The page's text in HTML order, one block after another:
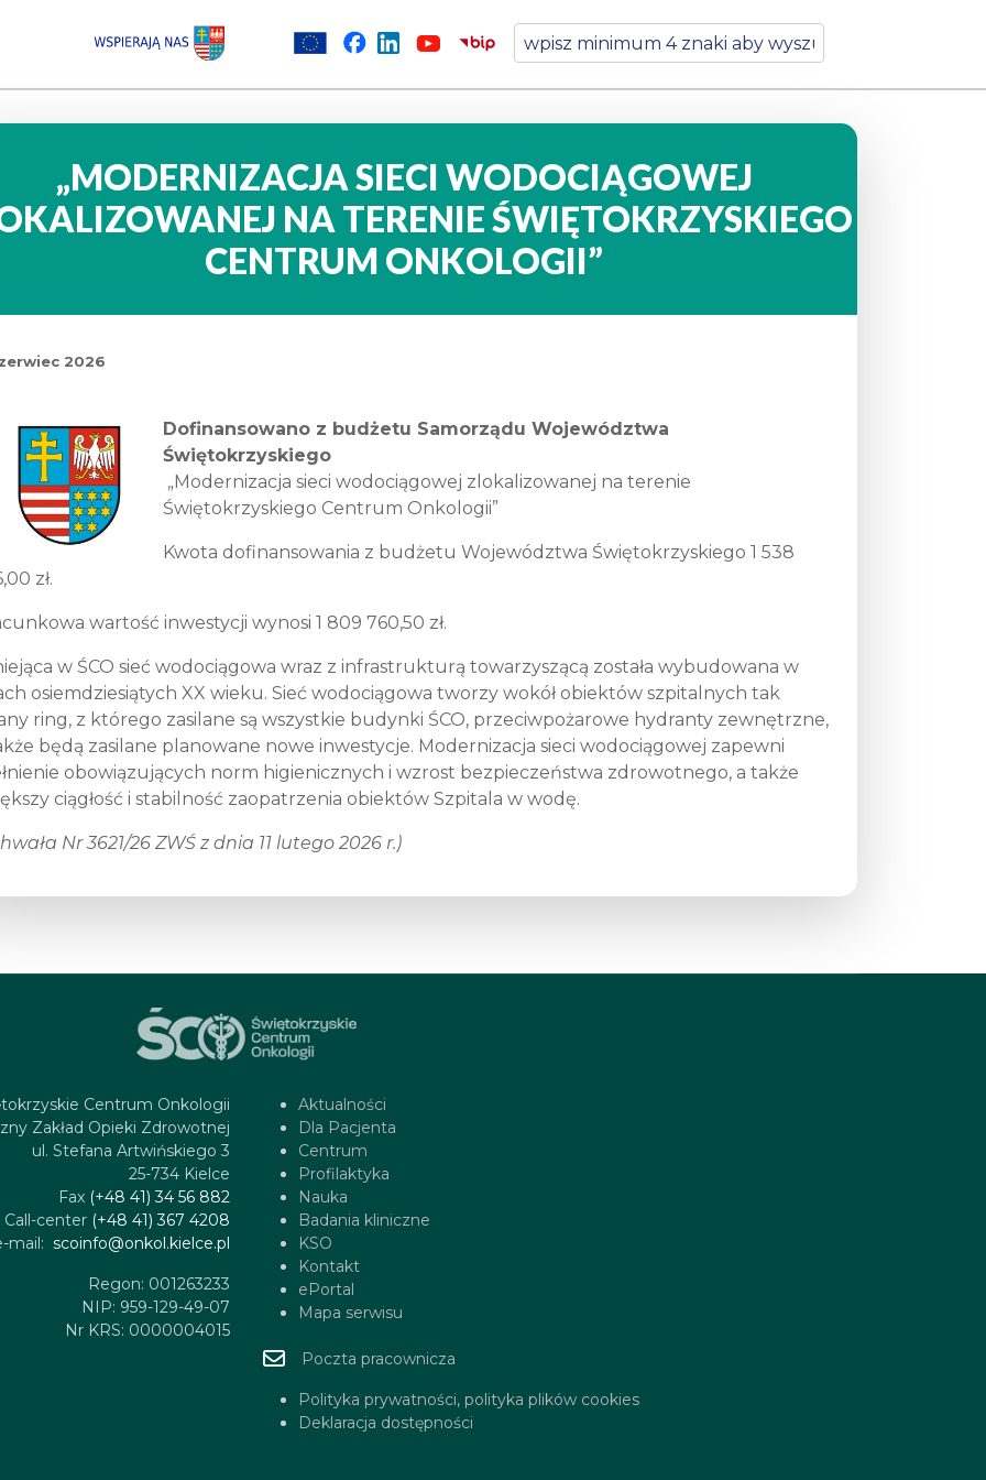
„MODERNIZACJA SIECI WODOCIĄGOWEJ
NA TERENIE ŚWIĘTOKRZYSKIEGO
CENTRUM ONKOLOGII”
2026
Dofinansowano z budżetu Samorządu Województwa
Świętokrzyskiego
„Modernizacja sieci wodociągowej zlokalizowanej na terenie
Świętokrzyskiego Centrum Onkologii”
Kwota dofinansowania z budżetu Województwa Świętokrzyskiego 1 538
zł.
wartość inwestycji wynosi 1 809 760,50 zł.
w ŚCO sieć wodociągowa wraz z infrastrukturą towarzyszącą została wybudowana w
osiemdziesiątych XX wieku. Sieć wodociągowa tworzy wokół obiektów szpitalnych tak
ring, z którego zasilane są wszystkie budynki ŚCO, przeciwpożarowe hydranty zewnętrzne,
będą zasilane planowane nowe inwestycje. Modernizacja sieci wodociągowej zapewni
obowiązujących norm higienicznych i wzrost bezpieczeństwa zdrowotnego, a także
ciągłość i stabilność zaopatrzenia obiektów Szpitala w wodę.
Nr 3621/26 ZWŚ z dnia 11 lutego 2026 r.)
Centrum Onkologii
Zakład Opieki Zdrowotnej
ul. Stefana Artwińskiego 3
25-734 Kielce
Fax (+48 41) 34 56 882
Call-center (+48 41) 367 4208
mail: scoinfo@onkol.kielce.pl
Regon: 001263233
NIP: 959-129-49-07
Nr KRS: 0000004015
Aktualności
Dla Pacjenta
Centrum
Profilaktyka
Nauka
Badania kliniczne
KSO
Kontakt
ePortal
Mapa serwisu
Poczta pracownicza
Polityka prywatności, polityka plików cookies
Deklaracja dostępności